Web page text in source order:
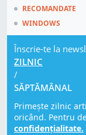
RECOMANDATE
WINDOWS
Înscrie-te la
ZILNIC
/
SĂPTĂMÂNAL
Primește zilnic
oricând. Pentru
confidențialitate.